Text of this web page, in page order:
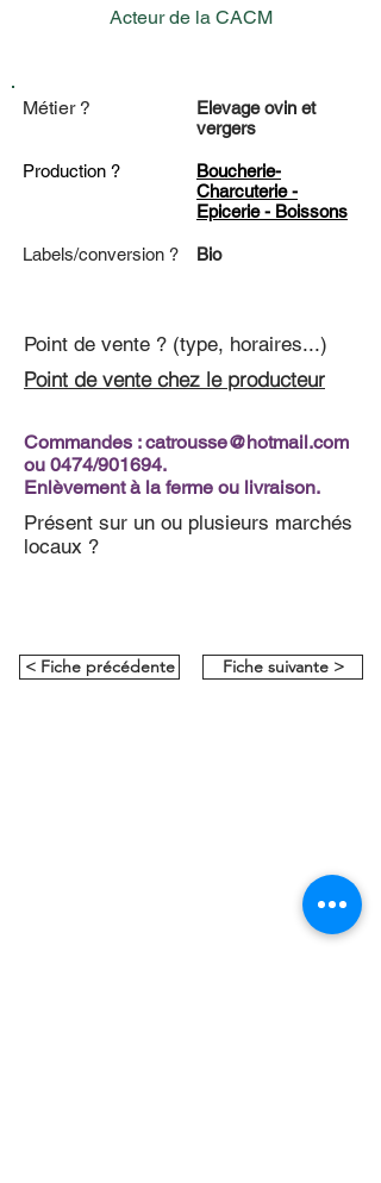
Acteur de la CACM
Métier ?
Elevage ovin et
vergers
Production ?
Boucherie-
Charcuterie -
Epicerie - Boissons
Labels/conversion ? Bio
Point de vente ? (type, horaires...)
Commandes :catrousse@hotmail.com
ou 0474/901694.
Enlèvement à la ferme ou livraison.
Point de vente chez le producteur
Présent sur un ou plusieurs marchés
locaux ?
< Fiche précédente Fiche suivante >